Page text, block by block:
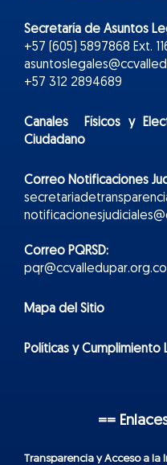
Secretaría de Asuntos
+57 (605) 5897868 Ext.
+57 312 2894689
Canales Físicos y
Ciudadano
Correo Notificaciones
Correo PQRSD:
pqr@ccvalledupar.org.co
Mapa del Sitio
Políticas y Cumplimiento
==
Transparencia y Acceso a la